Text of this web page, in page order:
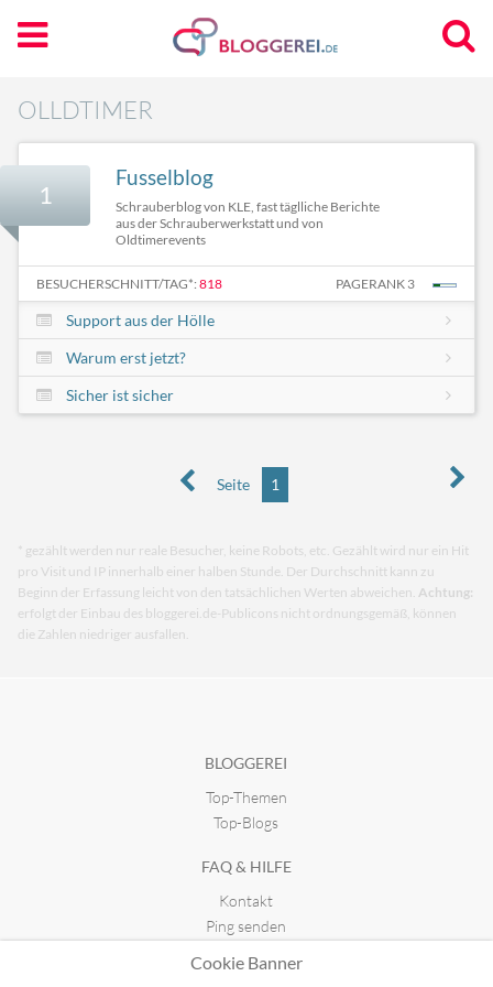
OLLDTIMER
1
Fusselblog
Schrauberblog von KLE, fast täglliche Berichte
aus der Schrauberwerkstatt und von
Oldtimerevents
BESUCHERSCHNITT/TAG*: 818 PAGERANK 3
Support aus der Hölle
Warum erst jetzt?
Sicher ist sicher
Seite 1
* gezählt werden nur reale Besucher, keine Robots, etc. Gezählt wird nur ein Hit
pro Visit und IP innerhalb einer halben Stunde. Der Durchschnitt kann zu
Beginn der Erfassung leicht von den tatsächlichen Werten abweichen. Achtung:
erfolgt der Einbau des bloggerei.de-Publicons nicht ordnungsgemäß, können
die Zahlen niedriger ausfallen.
BLOGGEREI
Top-Themen
Top-Blogs
FAQ & HILFE
Kontakt
Ping senden
Cookie Banner